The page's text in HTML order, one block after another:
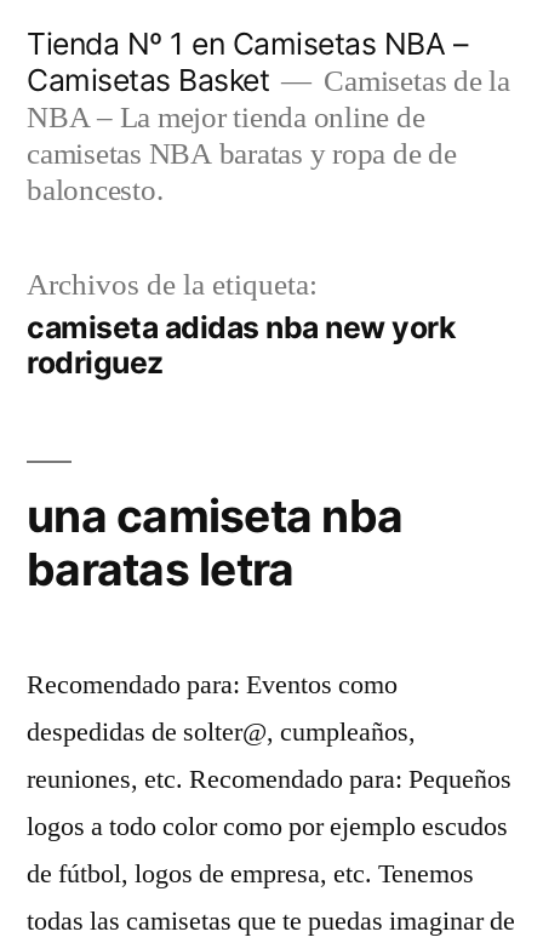
contenido
Tienda Nº 1 en Camisetas NBA –
Camisetas Basket
Camisetas de la
NBA – La mejor tienda online de
camisetas NBA baratas y ropa de de
baloncesto.
Archivos de la etiqueta:
camiseta adidas nba new york
rodriguez
una camiseta nba
baratas letra
Recomendado para: Eventos como
despedidas de solter@, cumpleaños,
reuniones, etc. Recomendado para: Pequeños
logos a todo color como por ejemplo escudos
de fútbol, logos de empresa, etc. Tenemos
todas las camisetas que te puedas imaginar de